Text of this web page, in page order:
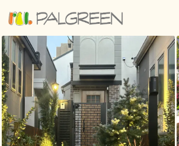
Living with Garden Stories 詩的情